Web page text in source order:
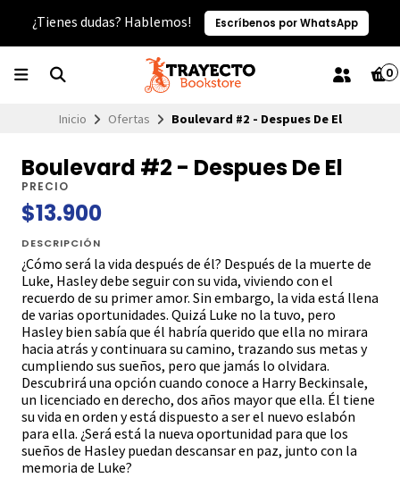
¿Tienes dudas? Hablemos! Escríbenos por WhatsApp
0
Inicio Ofertas Boulevard #2 - Despues De El
Boulevard #2 - Despues De El
PRECIO
$13.900
DESCRIPCIÓN
¿Cómo será la vida después de él? Después de la muerte de
Luke, Hasley debe seguir con su vida, viviendo con el
recuerdo de su primer amor. Sin embargo, la vida está llena
de varias oportunidades. Quizá Luke no la tuvo, pero
Hasley bien sabía que él habría querido que ella no mirara
hacia atrás y continuara su camino, trazando sus metas y
cumpliendo sus sueños, pero que jamás lo olvidara.
Descubrirá una opción cuando conoce a Harry Beckinsale,
un licenciado en derecho, dos años mayor que ella. Él tiene
su vida en orden y está dispuesto a ser el nuevo eslabón
para ella. ¿Será está la nueva oportunidad para que los
sueños de Hasley puedan descansar en paz, junto con la
memoria de Luke?